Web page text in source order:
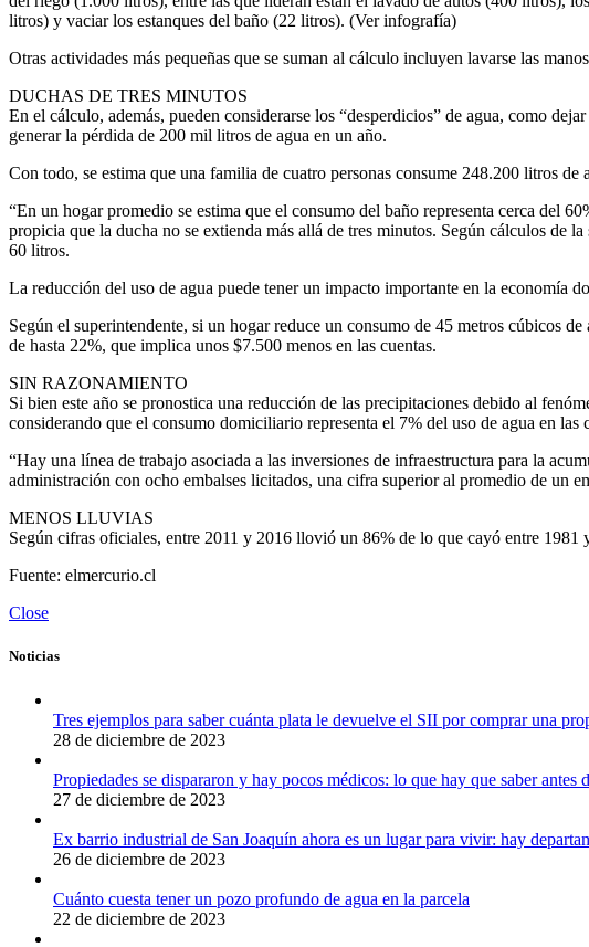
litros) y vaciar los estanques del baño (22 litros). (Ver infografía)
Otras actividades más pequeñas que se suman al cálculo incluyen lavarse las
DUCHAS DE TRES MINUTOS
En el cálculo, además, pueden considerarse los “desperdicios” de agua, como
generar la pérdida de 200 mil litros de agua en un año.
Con todo, se estima que una familia de cuatro personas consume 248.200 litros de
“En un hogar promedio se estima que el consumo del baño representa cerca del
propicia que la ducha no se extienda más allá de tres minutos. Según cálculos de
60 litros.
La reducción del uso de agua puede tener un impacto importante en la economía
Según el superintendente, si un hogar reduce un consumo de 45 metros cúbicos
de hasta 22%, que implica unos $7.500 menos en las cuentas.
SIN RAZONAMIENTO
Si bien este año se pronostica una reducción de las precipitaciones debido al
considerando que el consumo domiciliario representa el 7% del uso de agua en
“Hay una línea de trabajo asociada a las inversiones de infraestructura para la
administración con ocho embalses licitados, una cifra superior al promedio de un
MENOS LLUVIAS
Según cifras oficiales, entre 2011 y 2016 llovió un 86% de lo que cayó entre 1981
Fuente: elmercurio.cl
Close
Noticias
Tres ejemplos para saber cuánta plata le devuelve el SII por comprar una
28 de diciembre de 2023
Propiedades se dispararon y hay pocos médicos: lo que hay que saber antes
27 de diciembre de 2023
Ex barrio industrial de San Joaquín ahora es un lugar para vivir: hay
26 de diciembre de 2023
Cuánto cuesta tener un pozo profundo de agua en la parcela
22 de diciembre de 2023